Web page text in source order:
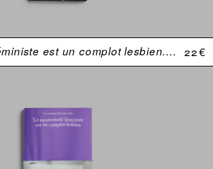
Le mouvement féministe est un complot lesbien. Une anthologie (USA 1969–1974) 22 €